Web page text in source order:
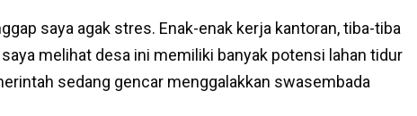
saya agak stres. Enak-enak kerja kantoran, tiba-tiba
melihat desa ini memiliki banyak potensi lahan tidur
sedang gencar menggalakkan swasembada